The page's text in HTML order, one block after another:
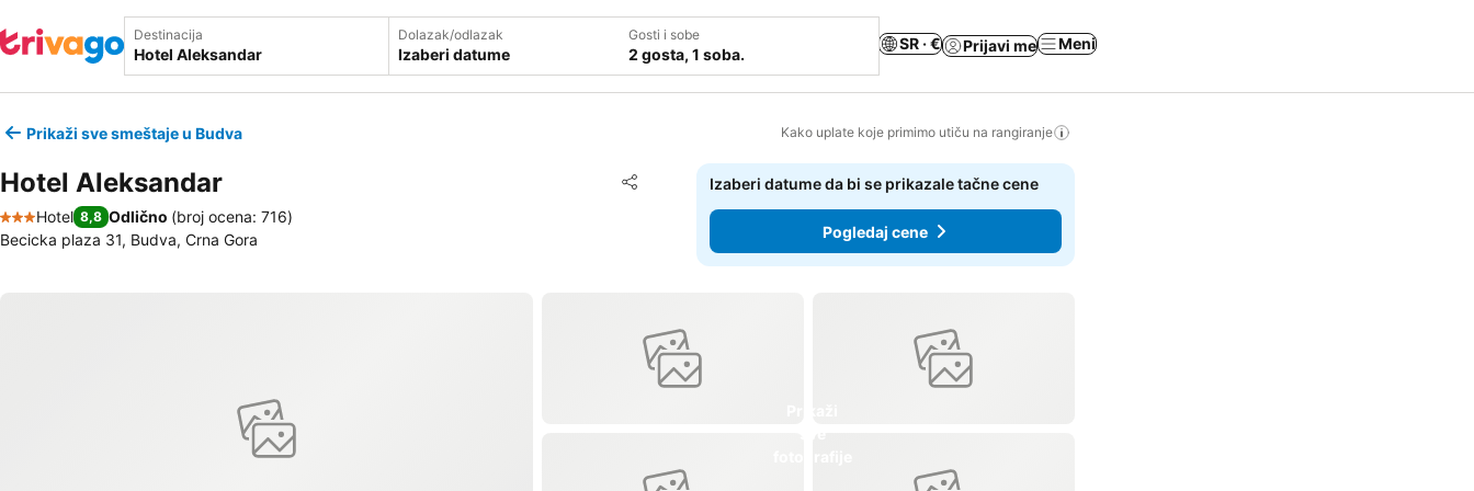
Destinacija Dolazak/odlazak
Izaberi datume
Gosti i sobe
2 gosta, 1 soba.
SR · € Prijavi me Meni
Prikaži sve smeštaje u Budva Kako uplate koje primimo utiču na rangiranje
Hotel Aleksandar Deli
Dodati u favorite
3 Zvezdice
Hotel 8,8 Odlično (broj ocena: 716)
Becicka plaza 31, Budva, Crna Gora
Izaberi datume da bi se prikazale tačne cene
Pogledaj cene